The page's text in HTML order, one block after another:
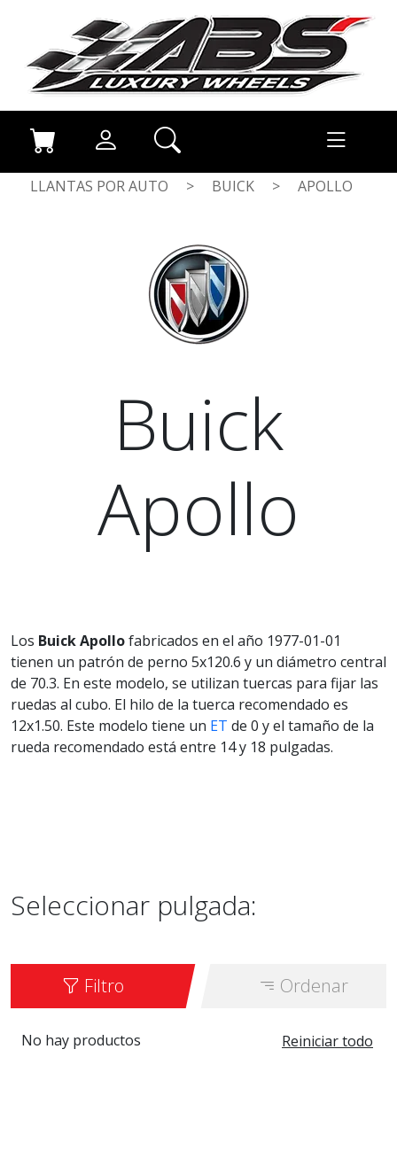
LLANTAS POR AUTO > BUICK > APOLLO
Buick
Apollo
Los Buick Apollofabricados en el año 1977-01-01
tienen un patrón de perno 5x120.6 y un diámetro central
de 70.3. En este modelo, se utilizan tuercas para fijar las
ruedas al cubo. El hilo de la tuerca recomendado es
12x1.50. Este modelo tiene un ET de 0 y el tamaño de la
rueda recomendado está entre 14 y 18 pulgadas.
Seleccionar pulgada:
Filtro Ordenar
Reiniciar todo
No hay productos